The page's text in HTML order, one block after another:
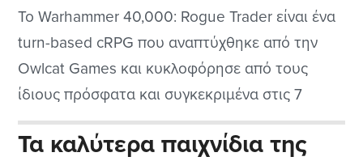
Το Warhammer 40,000: Rogue Trader είναι ένα
turn-based cRPG που αναπτύχθηκε από την
Owlcat Games και κυκλοφόρησε από τους
ίδιους πρόσφατα και συγκεκριμένα στις 7
Δεκεμβρίου του 2023. Το παιχνίδι τοποθετείται
στο σκοτεινό και βίαιο σύμπαν του Warhammer
Τα καλύτερα παιχνίδια της